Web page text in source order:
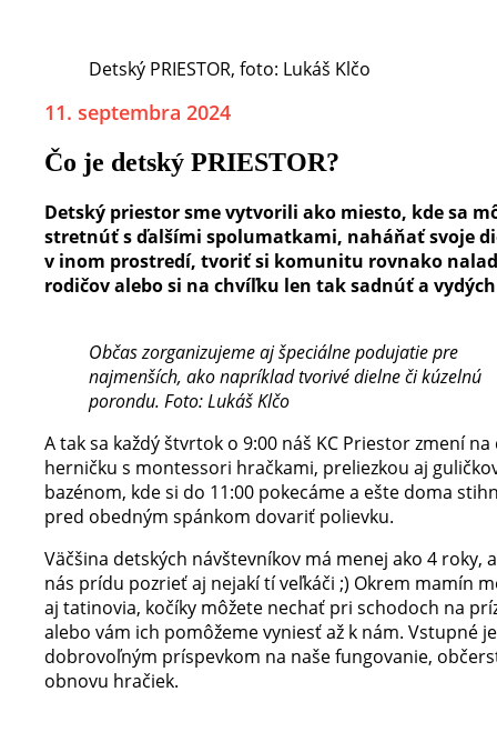
Detský PRIESTOR, foto: Lukáš Klčo
11. septembra 2024
Čo je detský PRIESTOR?
Detský priestor sme vytvorili ako miesto, kde sa
stretnúť s ďalšími spolumatkami, naháňať svoje
v inom prostredí, tvoriť si komunitu rovnako
rodičov alebo si na chvíľku len tak sadnúť a
Občas zorganizujeme aj špeciálne podujatie pre
najmenších, ako napríklad tvorivé dielne či kúzelnú
porondu. Foto: Lukáš Klčo
A tak sa každý štvrtok o 9:00 náš KC Priestor zmení
herničku s montessori hračkami, preliezkou aj
bazénom, kde si do 11:00 pokecáme a ešte doma
pred obedným spánkom dovariť polievku.
Väčšina detských návštevníkov má menej ako 4 roky,
nás prídu pozrieť aj nejakí tí veľkáči ;) Okrem mamín
aj tatinovia, kočíky môžete nechať pri schodoch na
alebo vám ich pomôžeme vyniesť až k nám. Vstupné je
dobrovoľným príspevkom na naše fungovanie,
obnovu hračiek.